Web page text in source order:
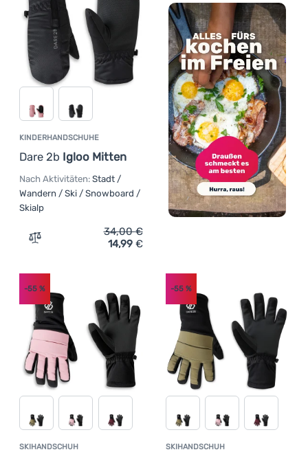
KINDERHANDSCHUHE
Dare 2b Igloo Mitten
Nach Aktivitäten: Stadt /
Wandern / Ski / Snowboard /
Skialp
Zum Vergleich 'Kinderhandschuhe Dare 2b Igloo Mitten'
34,00€
14,99 €
SKIHANDSCHUH Kundenbewertung
-55 %
SKIHANDSCHUH
-55%